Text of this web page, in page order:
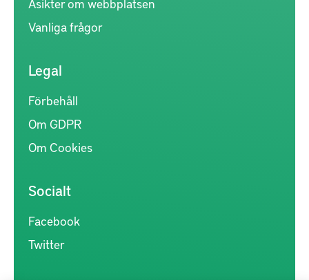
Vanliga frågor
Legal
Förbehåll
Om GDPR
Om Cookies
Socialt
Facebook
Twitter